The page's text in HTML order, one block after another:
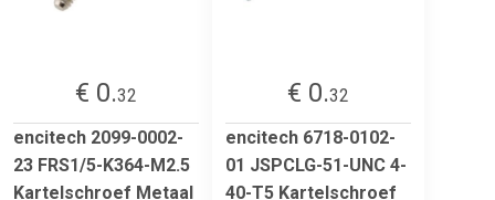
€ 0.32
encitech 2099-0002-
23 FRS1/5-K364-M2.5
Kartelschroef Metaal
€ 0.32
encitech 6718-0102-
01 JSPCLG-51-UNC 4-
40-T5 Kartelschroef